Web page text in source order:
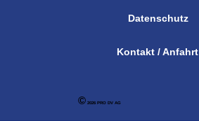
Datenschutz
Kontakt / Anfahrt
© 2026 PRO DV AG